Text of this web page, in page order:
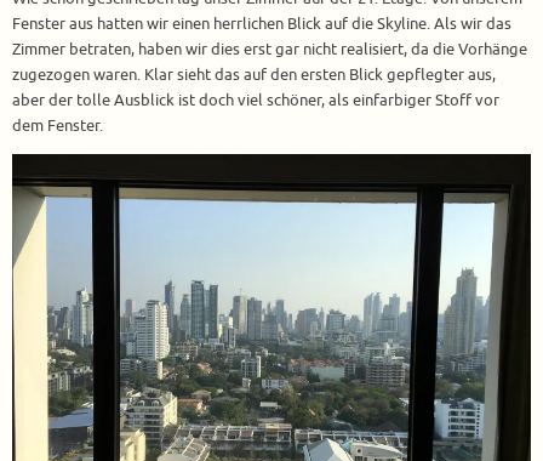
Fenster aus hatten wir einen herrlichen Blick auf die Skyline. Als wir das
Zimmer betraten, haben wir dies erst gar nicht realisiert, da die Vorhänge
zugezogen waren. Klar sieht das auf den ersten Blick gepflegter aus,
aber der tolle Ausblick ist doch viel schöner, als einfarbiger Stoff vor
dem Fenster.